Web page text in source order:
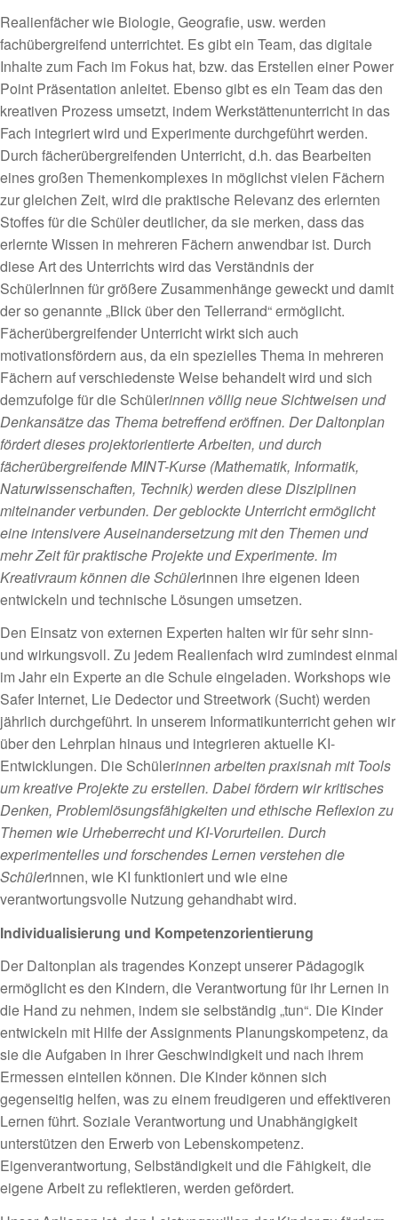
Realienfächer wie Biologie, Geografie, usw. werden
fachübergreifend unterrichtet. Es gibt ein Team, das digitale
Inhalte zum Fach im Fokus hat, bzw. das Erstellen einer Power
Point Präsentation anleitet. Ebenso gibt es ein Team das den
kreativen Prozess umsetzt, indem Werkstättenunterricht in das
Fach integriert wird und Experimente durchgeführt werden.
Durch fächerübergreifenden Unterricht, d.h. das Bearbeiten
eines großen Themenkomplexes in möglichst vielen Fächern
zur gleichen Zeit, wird die praktische Relevanz des erlernten
Stoffes für die Schüler deutlicher, da sie merken, dass das
erlernte Wissen in mehreren Fächern anwendbar ist. Durch
diese Art des Unterrichts wird das Verständnis der
SchülerInnen für größere Zusammenhänge geweckt und damit
der so genannte „Blick über den Tellerrand“ ermöglicht.
Fächerübergreifender Unterricht wirkt sich auch
motivationsfördern aus, da ein spezielles Thema in mehreren
Fächern auf verschiedenste Weise behandelt wird und sich
demzufolge für die Schülerinnen völlig neue Sichtweisen und
Denkansätze das Thema betreffend eröffnen. Der Daltonplan
fördert dieses projektorientierte Arbeiten, und durch
fächerübergreifende MINT-Kurse (Mathematik, Informatik,
Naturwissenschaften, Technik) werden diese Disziplinen
miteinander verbunden. Der geblockte Unterricht ermöglicht
eine intensivere Auseinandersetzung mit den Themen und
mehr Zeit für praktische Projekte und Experimente. Im
Kreativraum können die Schülerinnen ihre eigenen Ideen
entwickeln und technische Lösungen umsetzen.
Den Einsatz von externen Experten halten wir für sehr sinn-
und wirkungsvoll. Zu jedem Realienfach wird zumindest einmal
im Jahr ein Experte an die Schule eingeladen. Workshops wie
Safer Internet, Lie Dedector und Streetwork (Sucht) werden
jährlich durchgeführt. In unserem Informatikunterricht gehen wir
über den Lehrplan hinaus und integrieren aktuelle KI-
Entwicklungen. Die Schülerinnen arbeiten praxisnah mit Tools
um kreative Projekte zu erstellen. Dabei fördern wir kritisches
Denken, Problemlösungsfähigkeiten und ethische Reflexion zu
Themen wie Urheberrecht und KI-Vorurteilen. Durch
experimentelles und forschendes Lernen verstehen die
Schülerinnen, wie KI funktioniert und wie eine
verantwortungsvolle Nutzung gehandhabt wird.
Individualisierung und Kompetenzorientierung
Der Daltonplan als tragendes Konzept unserer Pädagogik
ermöglicht es den Kindern, die Verantwortung für ihr Lernen in
die Hand zu nehmen, indem sie selbständig „tun“. Die Kinder
entwickeln mit Hilfe der Assignments Planungskompetenz, da
sie die Aufgaben in ihrer Geschwindigkeit und nach ihrem
Ermessen einteilen können. Die Kinder können sich
gegenseitig helfen, was zu einem freudigeren und effektiveren
Lernen führt. Soziale Verantwortung und Unabhängigkeit
unterstützen den Erwerb von Lebenskompetenz.
Eigenverantwortung, Selbständigkeit und die Fähigkeit, die
eigene Arbeit zu reflektieren, werden gefördert.